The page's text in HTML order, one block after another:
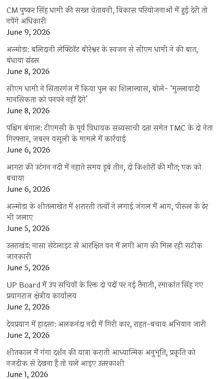
CM पुष्कर सिंह धामी की सख्त चेतावनी, विकास परियोजनाओं में हुई देरी तो
नपेंगे अधिकारी
June 9, 2026
अल्मोड़ा: बलिदानी लेफ्टिनेंट बीरेश्वर के स्वजन से सीएम धामी ने की बात,
बंधाया ढांढस
June 8, 2026
सीएम धामी ने सितारगंज में किया पुल का शिलान्यास, बोले- ‘मुल्लावादी
मानसिकता को पनपने नहीं देंगे’
June 8, 2026
पश्चिम बंगाल: टीएमसी के पूर्व विधायक सब्यसाची दत्ता समेत TMC के दो नेता
गिरफ्तार, जबरन वसूली के मामले में कार्रवाई
June 6, 2026
आगरा की उटंगन नदी में नहाते समय डूबे तीन, दो किशोरों की मौत; एक को
बचाया
June 6, 2026
अल्मोड़ा के शीतलाखेत में शरारती तत्वों ने लगाई जंगल में आग, पीरूल के ढेर
भी जलाए
June 5, 2026
उत्तराखंड: नासा सेटेलाइट से आरक्षित वन में लगी आग की मिल रही सटीक
जानकारी
June 5, 2026
UP Board में उप सचिवों के रिक्त दो पदों पर नई तैनाती, रमाकांत सिंह गए
प्रयागराज क्षेत्रीय कार्यालय
June 2, 2026
देवप्रयाग में हादसा: अलकनंदा नदी में गिरी कार, राहत-बचाव अभियान जारी
June 2, 2026
शीतकाल में गंगा दर्शन की यात्रा कराती आध्यात्मिक अनुभूति, प्रकृति को
नजदीक से देखना है तो चले आइए उत्तरकाशी
June 1, 2026